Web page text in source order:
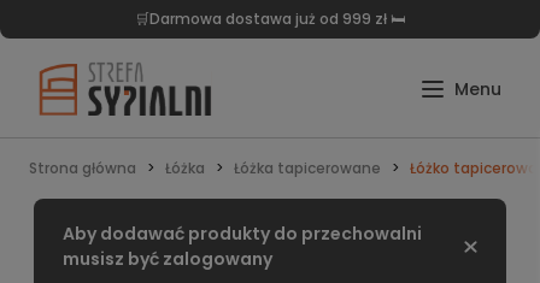
🛒Darmowa dostawa już od 999 zł 🛏️
Strona główna Łóżka Łóżka tapicerowane Łóżko
Zamknij
Aby dodawać produkty do przechowalni
musisz być zalogowany